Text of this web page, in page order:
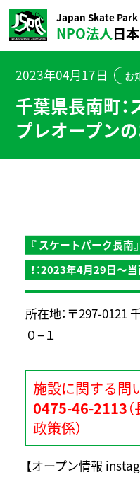
Japan Skate
NPO法人日
2023年04月17日 お
千葉県長南町
プレオープン
『 スケートパーク長南』
！：2023年4月29日～当
所在地： 〒297-0121
０−１
施設に関する問
0475-46-2113
政策係）
【オープン情報